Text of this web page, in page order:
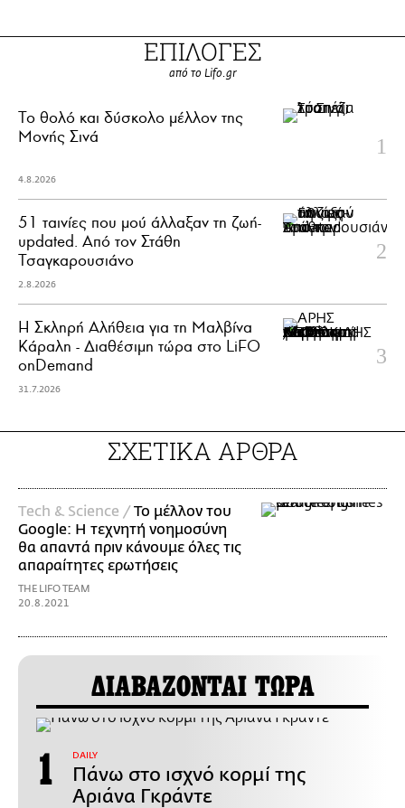
ΕΠΙΛΟΓΕΣ
από το Lifo.gr
Το θολό και δύσκολο μέλλον της
Μονής Σινά
4.8.2026
51 ταινίες που μού άλλαξαν τη ζωή-
updated. Aπό τον Στάθη
Τσαγκαρουσιάνο
2.8.2026
Η Σκληρή Αλήθεια για τη Μαλβίνα
Κάραλη - Διαθέσιμη τώρα στo LiFO
onDemand
31.7.2026
ΣΧΕΤΙΚΑ ΑΡΘΡΑ
Τech & Science /Το μέλλον του
Google: Η τεχνητή νοημοσύνη
θα απαντά πριν κάνουμε όλες τις
απαραίτητες ερωτήσεις
THE LIFO TEAM
20.8.2021
ΔΙΑΒΑΖΟΝΤΑΙ ΤΩΡΑ
DAILY
Πάνω στο ισχνό κορμί της
Αριάνα Γκράντε